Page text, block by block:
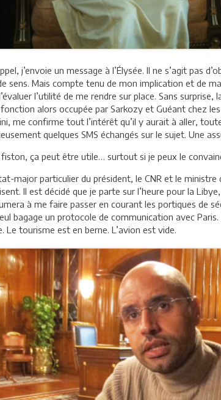
j’envoie un message à l’Élysée. Il ne s’agit pas
sens. Mais compte tenu de mon implication et de
l’utilité de me rendre sur place. Sans surprise,
alors occupée par Sarkozy et Guéant chez les
me confirme tout l’intérêt qu’il y aurait à aller,
quelques SMS échangés sur le sujet. Une
ça peut être utile… surtout si je peux le
major particulier du président, le CNR et le
Il est décidé que je parte sur l’heure pour la
à me faire passer en courant les portiques de
bagage un protocole de communication avec
Le tourisme est en berne. L’avion est vide.